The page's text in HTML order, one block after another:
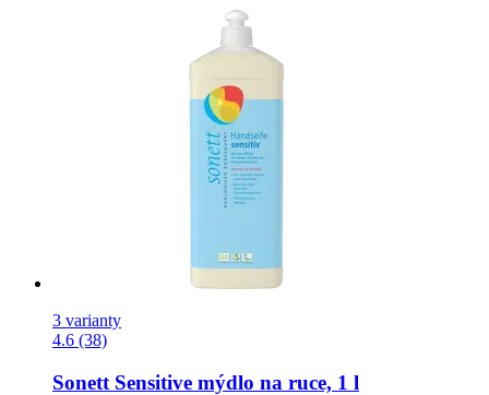
3 varianty
4.6 (38)
Sonett Sensitive mýdlo na ruce, 1 l